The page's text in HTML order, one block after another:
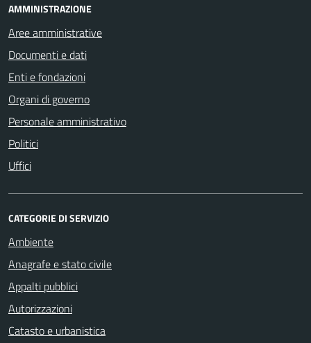
AMMINISTRAZIONE
Aree amministrative
Documenti e dati
Enti e fondazioni
Organi di governo
Personale amministrativo
Politici
Uffici
CATEGORIE DI SERVIZIO
Ambiente
Anagrafe e stato civile
Appalti pubblici
Autorizzazioni
Catasto e urbanistica